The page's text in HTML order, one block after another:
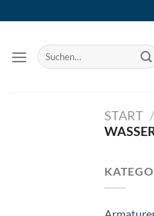
Inhalt
Suchen
nach:
START /